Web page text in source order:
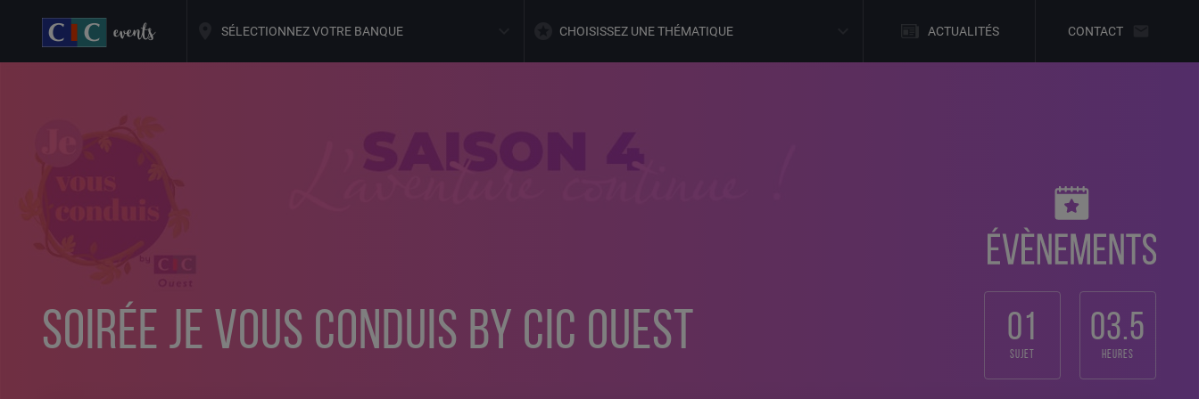
SÉLECTIONNEZ VOTRE BANQUE CHOISISSEZ UNE THÉMATIQUE CONTACT
ACTUALITÉS
SOIRÉE JE VOUS CONDUIS BY CIC OUEST 01
sujet
03.5
heures